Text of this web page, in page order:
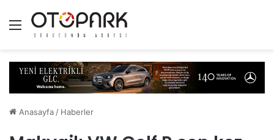
Menü
Anasayfa / Haberler